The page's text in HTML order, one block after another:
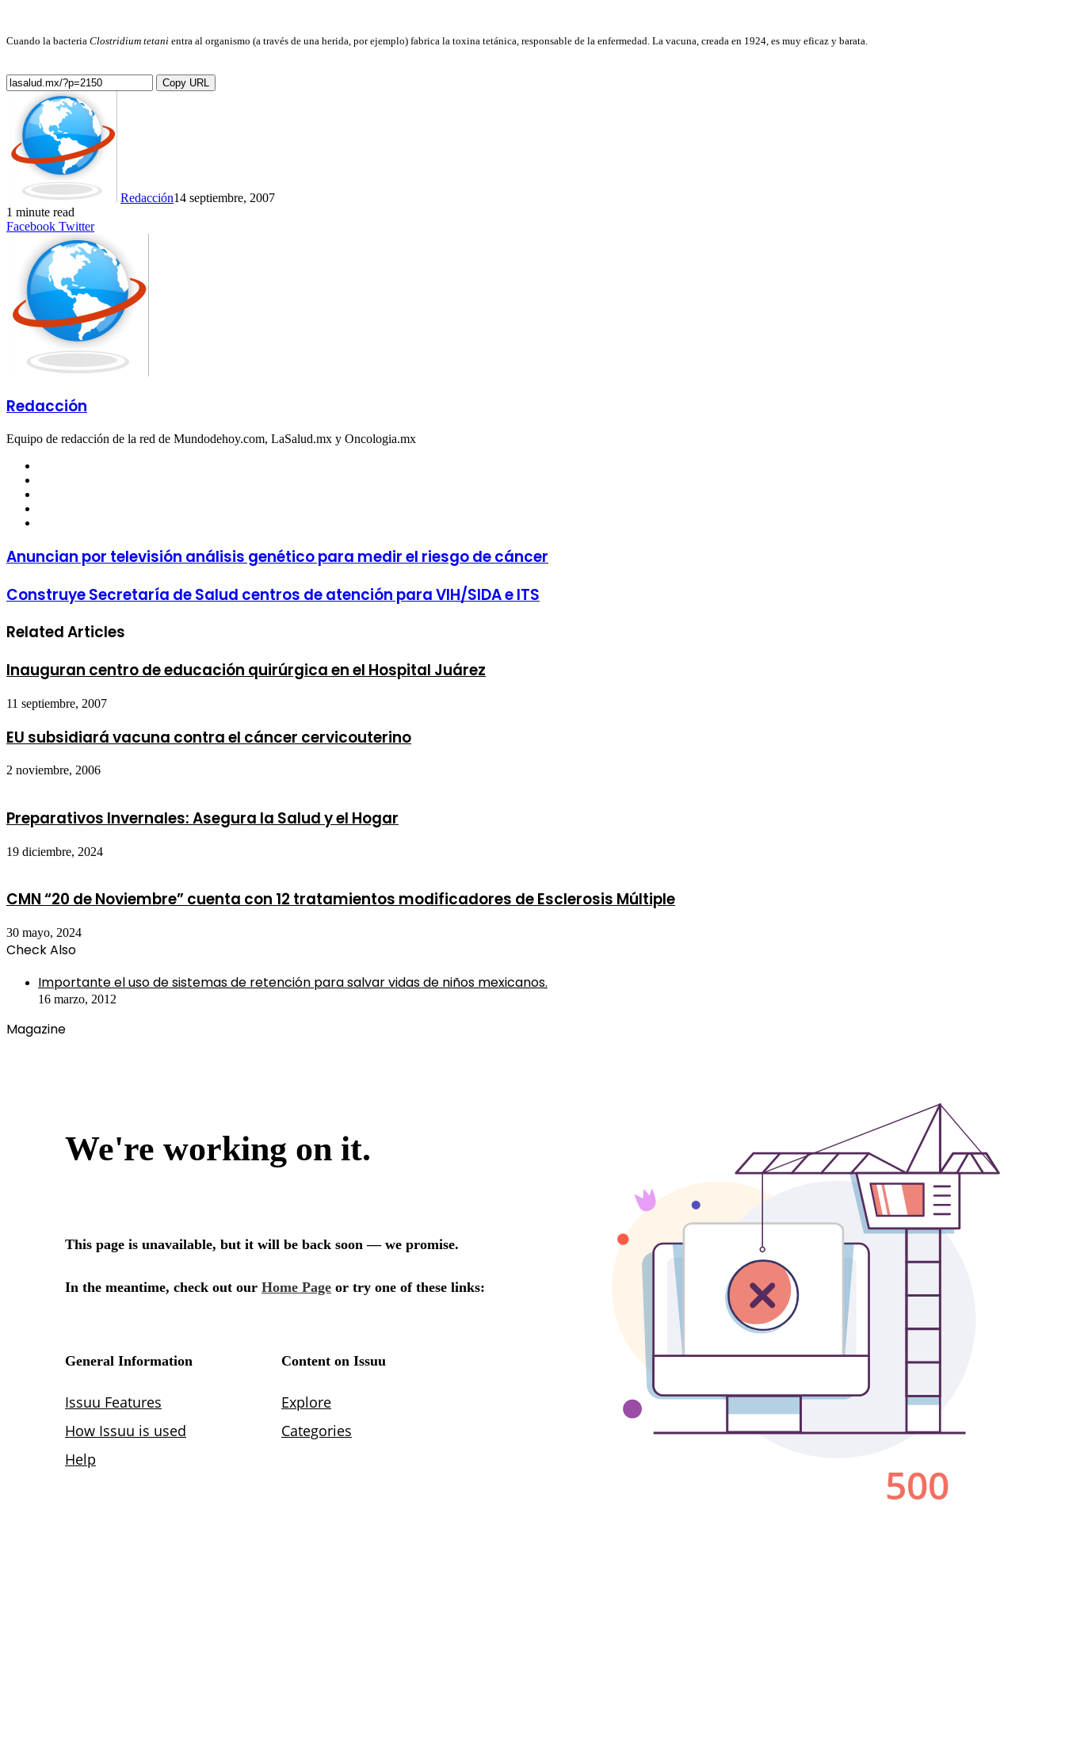
Cuando la bacteria Clostridium tetani entra al organismo (a través de una herida, por ejemplo) fabrica la toxina tetánica, responsable de la enfermedad. La vacuna, creada en 1924, es muy eficaz y barata.
Copy URL
Redacción14 septiembre, 2007
1 minute read
Facebook TwitterLinkedIn
Tumblr
Pinterest
Reddit
VKontakte
Share
via
Email
Print
Redacción
Equipo de redacción de la red de Mundodehoy.com, LaSalud.mx y Oncologia.mx
Anuncian por televisión análisis genético para medir el riesgo de cáncer
Construye Secretaría de Salud centros de atención para VIH/SIDA e ITS
Related Articles
Inauguran centro de educación quirúrgica en el Hospital Juárez
11 septiembre, 2007
EU subsidiará vacuna contra el cáncer cervicouterino
2 noviembre, 2006
Preparativos Invernales: Asegura la Salud y el Hogar
19 diciembre, 2024
CMN “20 de Noviembre” cuenta con 12 tratamientos modificadores de Esclerosis Múltiple
30 mayo, 2024
Check Also
Importante el uso de sistemas de retención para salvar vidas de niños mexicanos.
16 marzo, 2012
Magazine